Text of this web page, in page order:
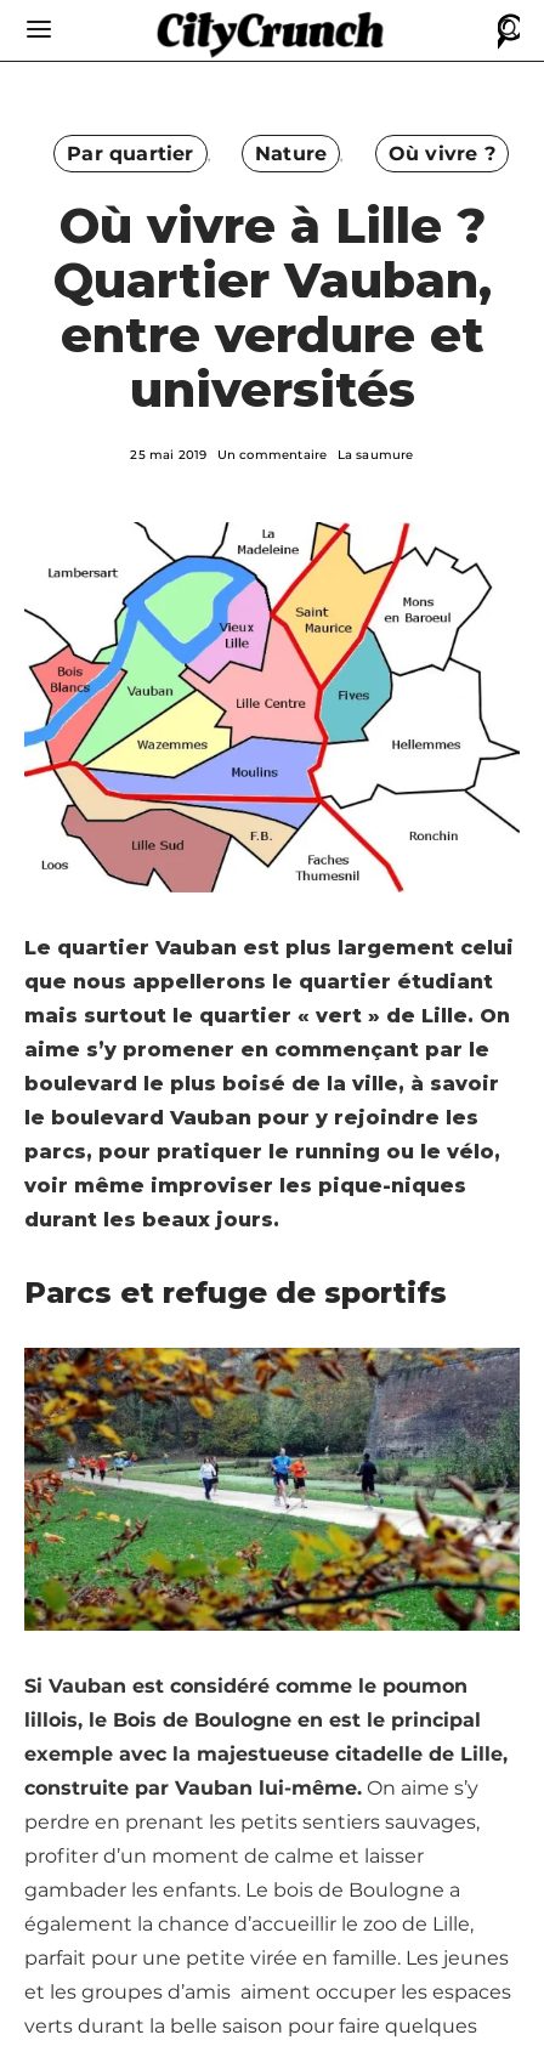
Par quartier Nature Où vivre ?
Où vivre à Lille ?
Quartier Vauban,
entre verdure et
universités
25 mai 2019 Un commentaire La saumure
Le quartier Vauban est plus largement celui
que nous appellerons le quartier étudiant
mais surtout le quartier « vert » de Lille. On
aime s’y promener en commençant par le
boulevard le plus boisé de la ville, à savoir
le boulevard Vauban pour y rejoindre les
parcs, pour pratiquer le running ou le vélo,
voir même improviser les pique-niques
durant les beaux jours.
Parcs et refuge de sportifs
Si Vauban est considéré comme le poumon
lillois, le Bois de Boulogne en est le principal
exemple avec la majestueuse citadelle de Lille,
construite par Vauban lui-même. On aime s’y
perdre en prenant les petits sentiers sauvages,
profiter d’un moment de calme et laisser
gambader les enfants. Le bois de Boulogne a
également la chance d’accueillir le zoo de Lille,
parfait pour une petite virée en famille. Les jeunes
et les groupes d’amis aiment occuper les espaces
verts durant la belle saison pour faire quelques